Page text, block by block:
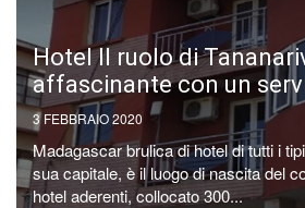
Hotel Il ruolo di
affascinante con un
3 FEBBRAIO 2020
Madagascar brulica di hotel di tutti i
sua capitale, è il luogo di nascita del
hotel aderenti, collocato 300...